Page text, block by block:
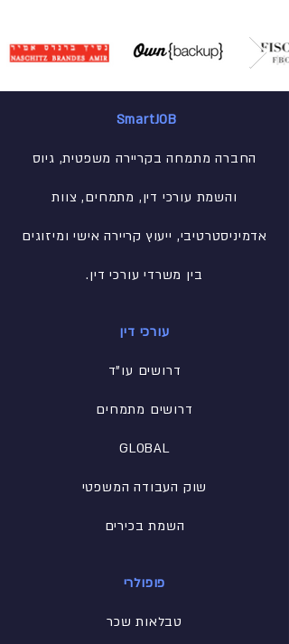
SmartJOB
החברה מתמחה בקריירה משפטית, גיוס
והשמת עורכי דין, מתמחים, צוות
אדמיניסטרטיבי, ייעוץ קריירה אישי ומיזוגים
בין משרדי עורכי דין.
עורכי דין
דרושים עו"ד
דרושים מתמחים
GLOBAL
שוק העבודה המשפטי
השמת בכירים
פופולרי
טבלאות שכר